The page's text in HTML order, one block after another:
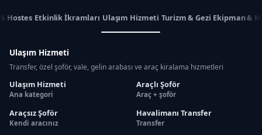
Hostes Etkinlik İkramları Ulaşım Hizmeti Turizm & Gezi Ekipman &
Ulaşım Hizmeti
Transfer, özel şoför, vale, gelin arabası ve araç kiralama hizmetleri
Ulaşım Hizmeti
Ana kategori
Araçlı Şoför
Araç + şoför
Araçsız Şoför
Kendi aracınız
Havalimanı Transfer
Transfer